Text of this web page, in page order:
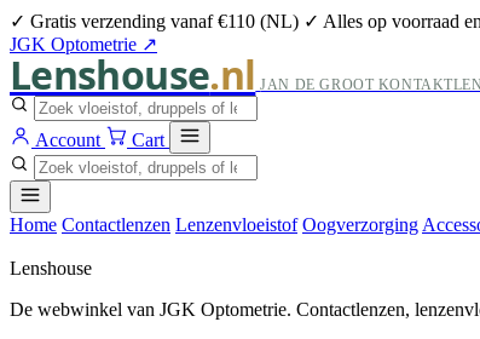
✓ Gratis verzending vanaf €110 (NL) ✓ Alles op voorraad
JGK Optometrie ↗
Lenshouse.nl JAN DE GROOT
Account Cart
Home Contactlenzen Lenzenvloeistof Oogverzorging
Lenshouse
De webwinkel van JGK Optometrie. Contactlenzen,